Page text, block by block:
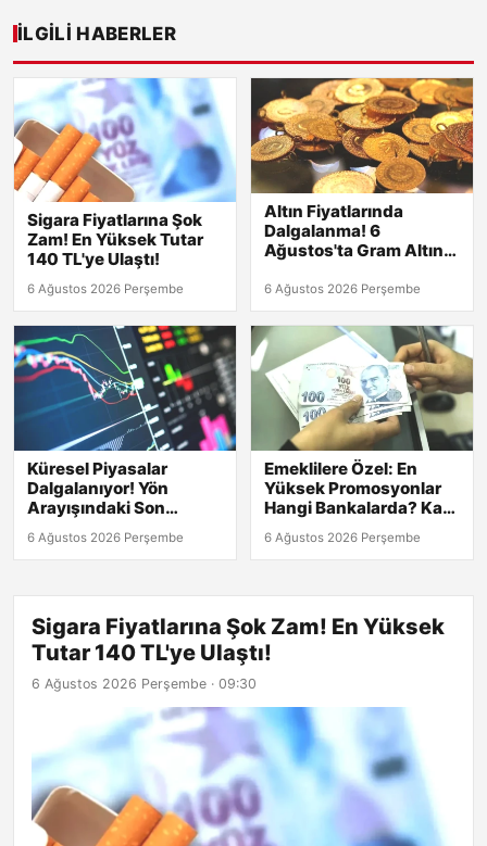
İLGILI HABERLER
Sigara Fiyatlarına Şok
Zam! En Yüksek Tutar
140 TL'ye Ulaştı!
6 Ağustos 2026 Perşembe
Altın Fiyatlarında
Dalgalanma! 6
Ağustos'ta Gram Altın
Çeyrek Altın Ne Kadar?
6 Ağustos 2026 Perşembe
Küresel Piyasalar
Dalgalanıyor! Yön
Arayışındaki Son
Durum
6 Ağustos 2026 Perşembe
Emeklilere Özel: En
Yüksek Promosyonlar
Hangi Bankalarda? Kaç
TL?
6 Ağustos 2026 Perşembe
Sigara Fiyatlarına Şok Zam! En Yüksek
Tutar 140 TL'ye Ulaştı!
6 Ağustos 2026 Perşembe · 09:30